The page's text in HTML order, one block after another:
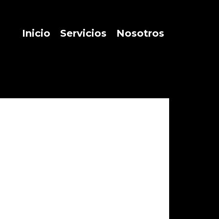
Inicio Servicios Nosotros